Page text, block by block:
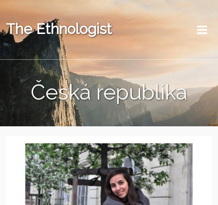
The Ethnologist
Česká republika